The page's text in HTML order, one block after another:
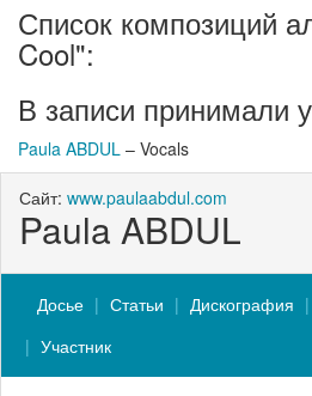
Список композиций
Cool":
В записи принимали
Paula ABDUL – Vocals
Сайт: www.paulaabdul.com
Paula ABDUL
Досье Статьи Дискография
Участник